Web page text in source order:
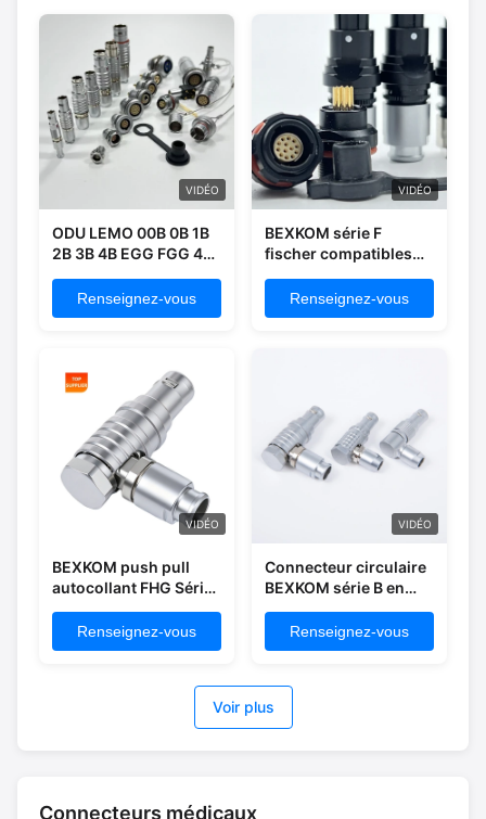
VIDÉO
ODU LEMO 00B 0B 1B
2B 3B 4B EGG FGG 4
Renseignez-vous
VIDÉO
BEXKOM série F
fischer compatibles
circulaires à traction à
pression IP68
homme
Renseignez-vous
VIDÉO
BEXKOM push pull
autocollant FHG Série
B Taille 1 2-16 broches
cuivre chrome enduit
coque doré enduit
isolant IP50 étanche à
Renseignez-vous
VIDÉO
Connecteur circulaire
BEXKOM série B en
laiton chromé avec
contacts plaqués or,
étanchéité IP50 à IP68,
pull, blindage EMC,
résistance à la
corrosion par
Renseignez-vous
Voir plus
Connecteurs médicaux